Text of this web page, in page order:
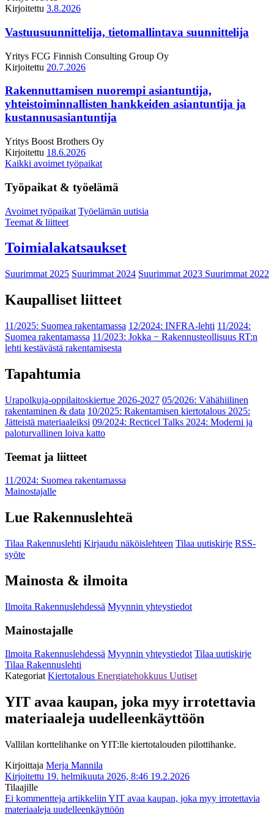
Kirjoitettu 3.8.2026
Vastuusuunnittelija, tietomallintava suunnittelija
Yritys FCG Finnish Consulting Group Oy
Kirjoitettu 20.7.2026
Rakennuttamisen nuorempi asiantuntija,
yhteistoiminnallisten hankkeiden asiantuntija ja
kustannusasiantuntija
Yritys Boost Brothers Oy
Kirjoitettu 18.6.2026
Kaikki avoimet työpaikat
Työpaikat & työelämä
Avoimet työpaikat Työelämän uutisia
Teemat & liitteet
Toimialakatsaukset
Suurimmat 2025 Suurimmat 2024 Suurimmat 2023 Suurimmat 2022
Kaupalliset liitteet
11/2025: Suomea rakentamassa 12/2024: INFRA-lehti 11/2024:
Suomea rakentamassa 11/2023: Jokka − Rakennusteollisuus RT:n
lehti kestävästä rakentamisesta
Tapahtumia
Urapolkuja-oppilaitoskiertue 2026-2027 05/2026: Vähähiilinen
rakentaminen & data 10/2025: Rakentamisen kiertotalous 2025:
Jätteistä materiaaleiksi 09/2024: Recticel Talks 2024: Moderni ja
paloturvallinen loiva katto
Teemat ja liitteet
11/2024: Suomea rakentamassa
Mainostajalle
Lue Rakennuslehteä
Tilaa Rakennuslehti Kirjaudu näköislehteen Tilaa uutiskirje RSS-
syöte
Mainosta & ilmoita
Ilmoita Rakennuslehdessä Myynnin yhteystiedot
Mainostajalle
Ilmoita Rakennuslehdessä Myynnin yhteystiedot Tilaa uutiskirje
Tilaa Rakennuslehti
KategoriatKiertotalous Energiatehokkuus Uutiset
YIT avaa kaupan, joka myy irrotettavia
materiaaleja uudelleenkäyttöön
Vallilan korttelihanke on YIT:lle kiertotalouden pilottihanke.
Kirjoittaja Merja Mannila
Kirjoitettu 19. helmikuuta 2026, 8:46 19.2.2026
Tilaajille
Ei kommentteja artikkeliin YIT avaa kaupan, joka myy irrotettavia
materiaaleja uudelleenkäyttöön